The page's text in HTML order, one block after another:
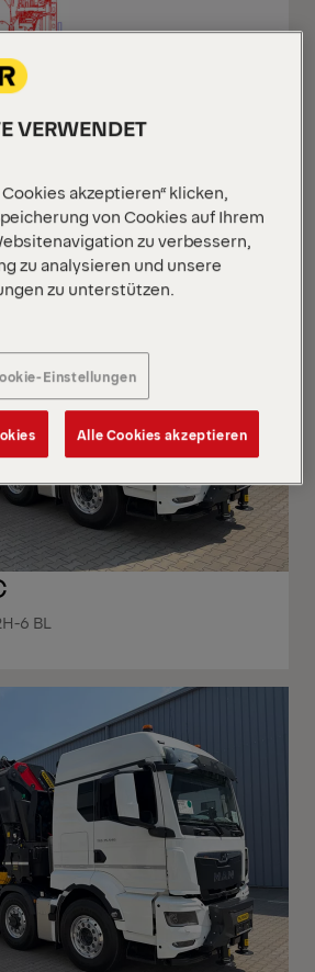
6 BL
VERWENDET
akzeptieren“ klicken,
von Cookies auf Ihrem
zu verbessern,
zu analysieren und unsere
zu unterstützen.
Einstellungen
Alle Cookies akzeptieren